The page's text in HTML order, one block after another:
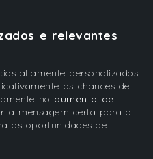
e relevantes
altamente personalizados
as chances de
no aumento de
a mensagem certa para a
as oportunidades de